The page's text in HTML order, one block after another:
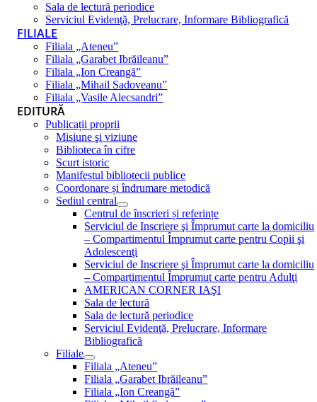
Sala de lectură periodice
Serviciul Evidenţă, Prelucrare, Informare Bibliografică
FILIALE
Filiala „Ateneu”
Filiala „Garabet Ibrăileanu”
Filiala „Ion Creangă”
Filiala „Mihail Sadoveanu”
Filiala „Vasile Alecsandri”
EDITURĂ
Publicații proprii
Misiune şi viziune
Biblioteca în cifre
Scurt istoric
Manifestul bibliotecii publice
Coordonare și îndrumare metodică
Sediul central
Centrul de înscrieri și referințe
Serviciul de Inscriere şi Împrumut carte la domiciliu
– Compartimentul Împrumut carte pentru Copii şi
Adolescenţi
Serviciul de Inscriere şi Împrumut carte la domiciliu
– Compartimentul Împrumut carte pentru Adulţi
AMERICAN CORNER IAŞI
Sala de lectură
Sala de lectură periodice
Serviciul Evidenţă, Prelucrare, Informare
Bibliografică
Filiale
Filiala „Ateneu”
Filiala „Garabet Ibrăileanu”
Filiala „Ion Creangă”